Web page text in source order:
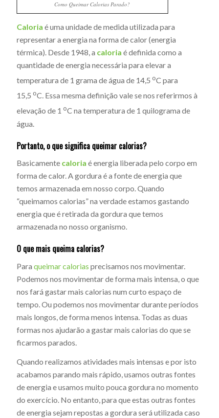
Como Queimar Calorias Parado?
Caloria é uma unidade de medida utilizada para
representar a energia na forma de calor (energia
térmica). Desde 1948, a caloria é definida como a
quantidade de energia necessária para elevar a
temperatura de 1 grama de água de 14,5 oC para
15,5 oC. Essa mesma definição vale se nos referirmos à
elevação de 1 oC na temperatura de 1 quilograma de
água.
Portanto, o que significa queimar calorias?
Basicamente caloria é energia liberada pelo corpo em
forma de calor. A gordura é a fonte de energia que
temos armazenada em nosso corpo. Quando
“queimamos calorias” na verdade estamos gastando
energia que é retirada da gordura que temos
armazenada no nosso organismo.
O que mais queima calorias?
Para queimar calorias precisamos nos movimentar.
Podemos nos movimentar de forma mais intensa, o que
nos fará gastar mais calorias num curto espaço de
tempo. Ou podemos nos movimentar durante períodos
mais longos, de forma menos intensa. Todas as duas
formas nos ajudarão a gastar mais calorias do que se
ficarmos parados.
Quando realizamos atividades mais intensas e por isto
acabamos parando mais rápido, usamos outras fontes
de energia e usamos muito pouca gordura no momento
do exercício. No entanto, para que estas outras fontes
de energia sejam repostas a gordura será utilizada caso